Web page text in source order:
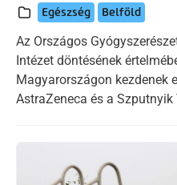
Egészség Belföld
Az Országos
Intézet döntésének
Magyarországon kezdenek
AstraZeneca és a